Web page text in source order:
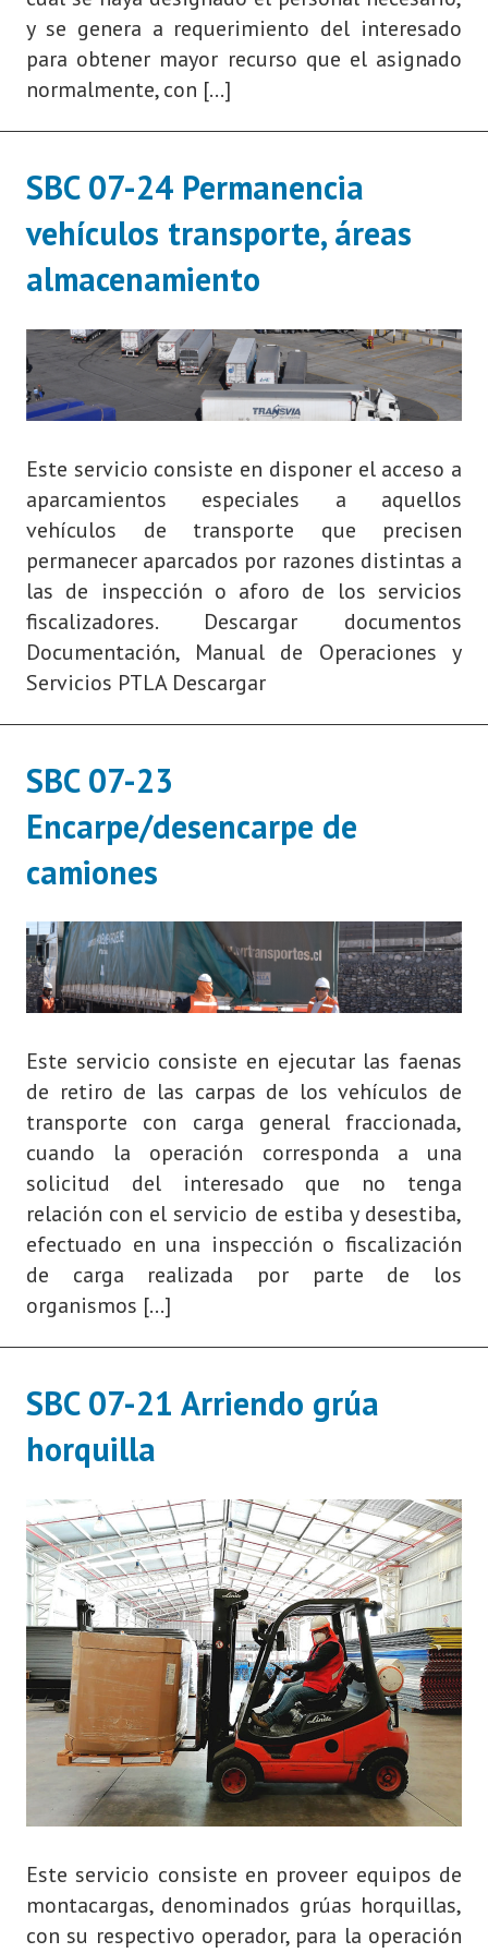
y se genera a requerimiento del interesado
para obtener mayor recurso que el asignado
normalmente, con […]
SBC 07-24 Permanencia
vehículos transporte, áreas
almacenamiento
Este servicio consiste en disponer el acceso a
aparcamientos especiales a aquellos
vehículos de transporte que precisen
permanecer aparcados por razones distintas a
las de inspección o aforo de los servicios
fiscalizadores. Descargar documentos
Documentación, Manual de Operaciones y
Servicios PTLA Descargar
SBC 07-23
Encarpe/desencarpe de
camiones
Este servicio consiste en ejecutar las faenas
de retiro de las carpas de los vehículos de
transporte con carga general fraccionada,
cuando la operación corresponda a una
solicitud del interesado que no tenga
relación con el servicio de estiba y desestiba,
efectuado en una inspección o fiscalización
de carga realizada por parte de los
organismos […]
SBC 07-21 Arriendo grúa
horquilla
Este servicio consiste en proveer equipos de
montacargas, denominados grúas horquillas,
con su respectivo operador, para la operación